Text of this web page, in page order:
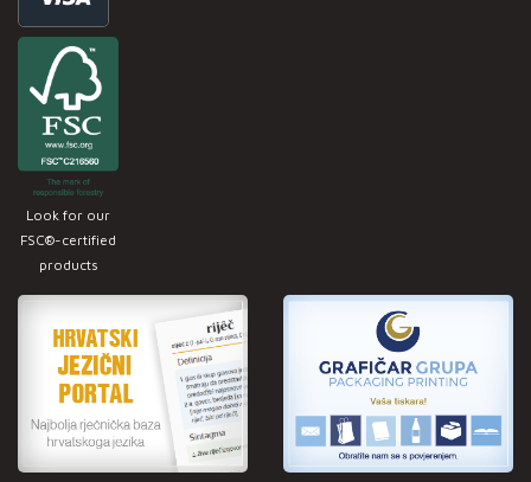
Look for our
FSC®-certified
products